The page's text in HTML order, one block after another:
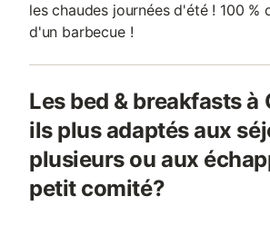
les chaudes journées d'été ! 100 %
d'un barbecue !
Les bed & breakfasts à
ils plus adaptés aux
plusieurs ou aux
petit comité?